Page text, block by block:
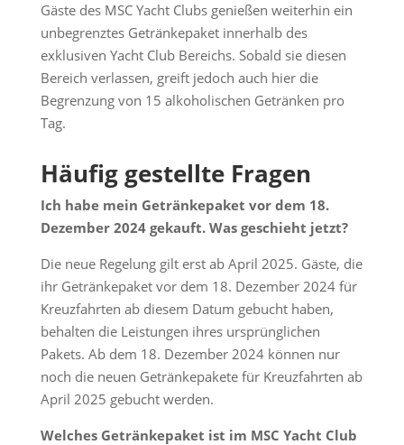
Gäste des MSC Yacht Clubs genießen weiterhin ein
unbegrenztes Getränkepaket innerhalb des
exklusiven Yacht Club Bereichs. Sobald sie diesen
Bereich verlassen, greift jedoch auch hier die
Begrenzung von 15 alkoholischen Getränken pro
Tag.
Häufig gestellte Fragen
Ich habe mein Getränkepaket vor dem 18.
Dezember 2024 gekauft. Was geschieht jetzt?
Die neue Regelung gilt erst ab April 2025. Gäste, die
ihr Getränkepaket vor dem 18. Dezember 2024 für
Kreuzfahrten ab diesem Datum gebucht haben,
behalten die Leistungen ihres ursprünglichen
Pakets. Ab dem 18. Dezember 2024 können nur
noch die neuen Getränkepakete für Kreuzfahrten ab
April 2025 gebucht werden.
Welches Getränkepaket ist im MSC Yacht Club